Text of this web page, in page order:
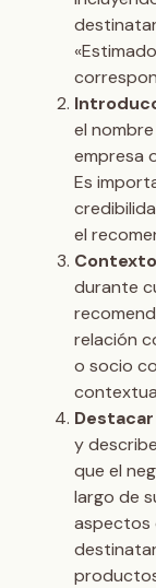
el
empresa
Es
el
durante
relación
o socio
y describe
que el
largo de
aspectos